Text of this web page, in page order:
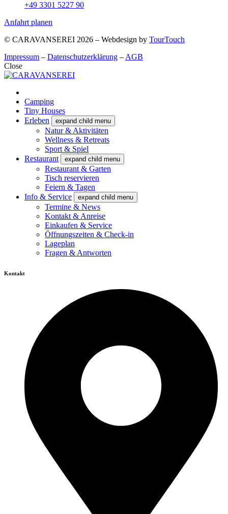
+49 3301 5227 90
Anfahrt planen
© CARAVANSEREI 2026 – Webdesign by TourTouch
Impressum – Datenschutzerklärung – AGB
Close
Camping
Tiny Houses
Erleben
expand child menu
Natur & Aktivitäten
Wellness & Retreats
Sport & Spiel
Restaurant
expand child menu
Restaurant & Garten
Tisch reservieren
Feiern & Tagen
Info & Service
expand child menu
Termine & News
Kontakt & Anreise
Einkaufen & Service
Öffnungszeiten & Check-in
Lageplan
Fragen & Antworten
Kontakt